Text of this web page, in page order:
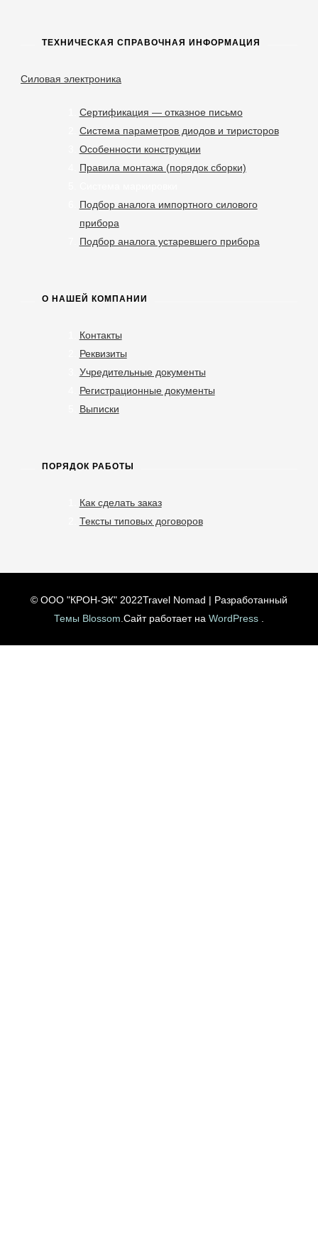
ТЕХНИЧЕСКАЯ СПРАВОЧНАЯ ИНФОРМАЦИЯ
Силовая электроника
Сертификация — отказное письмо
Система параметров диодов и тиристоров
Особенности конструкции
Правила монтажа (порядок сборки)
Подбор аналога импортного силового
прибора
Подбор аналога устаревшего прибора
О НАШЕЙ КОМПАНИИ
Контакты
Реквизиты
Учредительные документы
Регистрационные документы
Выписки
ПОРЯДОК РАБОТЫ
Как сделать заказ
Тексты типовых договоров
© ООО "КРОН-ЭК" 2022Travel Nomad | Разработанный
Темы Blossom .Сайт работает на WordPress